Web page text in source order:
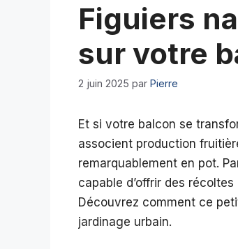
Figuiers
sur votre
2 juin 2025 par Pierre
Et si votre balcon se
associent production
remarquablement en pot.
capable d’offrir des
Découvrez comment ce
jardinage urbain.